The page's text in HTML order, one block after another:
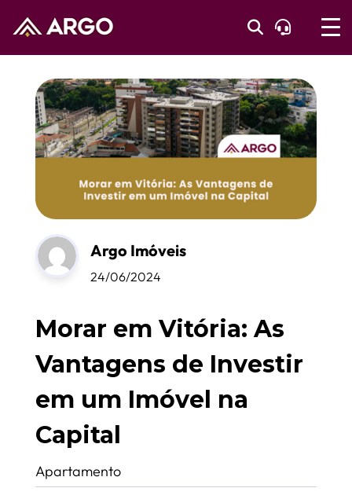
Argo Imóveis
24/06/2024
Morar em Vitória: As
Vantagens de Investir
em um Imóvel na
Capital
Apartamento